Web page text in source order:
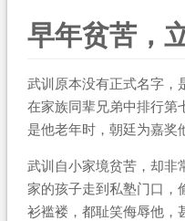
早年贫苦，
武训原本没有正式名字，
在家族同辈兄弟中排行第
是他老年时，朝廷为嘉奖
武训自小家境贫苦，却非
家的孩子走到私塾门口，
衫褴褛，都耻笑侮辱他，